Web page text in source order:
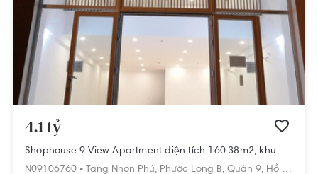
4.1 tỷ
Shophouse 9 View Apartment diện tích 160.38m2, khu dân cư hiện hữu.
N09106760 • Tăng Nhơn Phú, Phước Long B, Quận 9, Hồ Chí Minh